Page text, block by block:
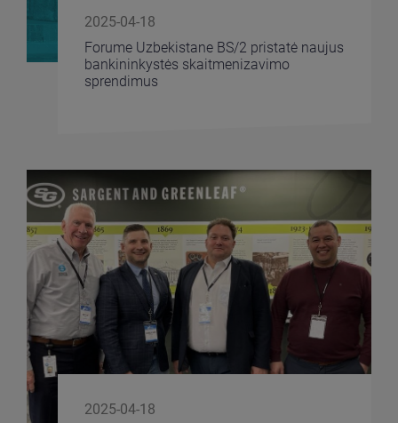
2025-04-18
Forume Uzbekistane BS/2 pristatė naujus
bankininkystės skaitmenizavimo
sprendimus
2025-04-18